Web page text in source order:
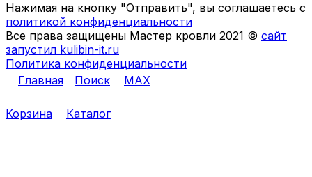
Нажимая на кнопку "Отправить", вы соглашаетесь с
политикой конфиденциальности
Все права защищены Мастер кровли 2021 © сайт
запустил kulibin-it.ru
Политика конфиденциальности
Главная
Поиск MAX
Корзина Каталог